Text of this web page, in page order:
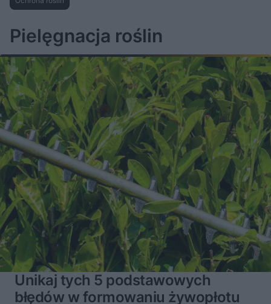
Pielęgnacja roślin
Unikaj tych 5 podstawowych
błędów w formowaniu żywopłotu